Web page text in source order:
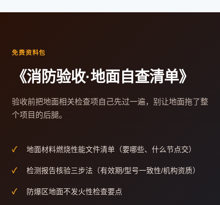
免费资料包
《消防验收·地面自查清单》
验收前把地面相关检查项自己先过一遍，别让地面拖了整
个项目的后腿。
地面材料燃烧性能文件清单（要哪些、什么节点交）
检测报告核验三步法（有效期/型号一致性/机构资质）
防爆区地面不发火性检查要点